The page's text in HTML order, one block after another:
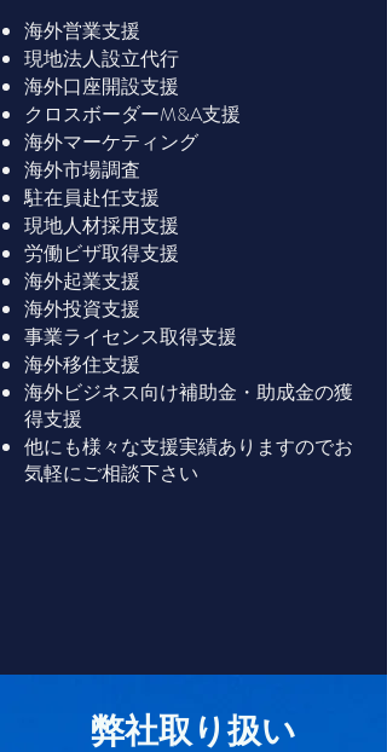
海外営業支援
現地法人設立代行
海外口座開設支援
​クロスボーダーM&A支援
海外マーケティング
海外市場調査
駐在員赴任支援
現地人材採用支援
労働ビザ取得支援
海外起業支援
海外投資支援
​事業ライセンス取得支援
​海外移住支援
海外ビジネス向け補助金・助成金の獲
得支援
​他にも様々な支援実績ありますのでお
気軽にご相談下さい
弊社取り扱い